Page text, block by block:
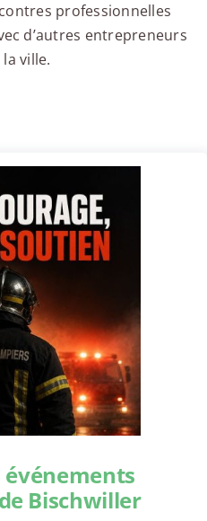
professionnelles
d’autres entrepreneurs
ville.
événements
Bischwiller